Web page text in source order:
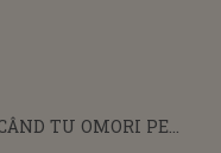
TU OMORI PE